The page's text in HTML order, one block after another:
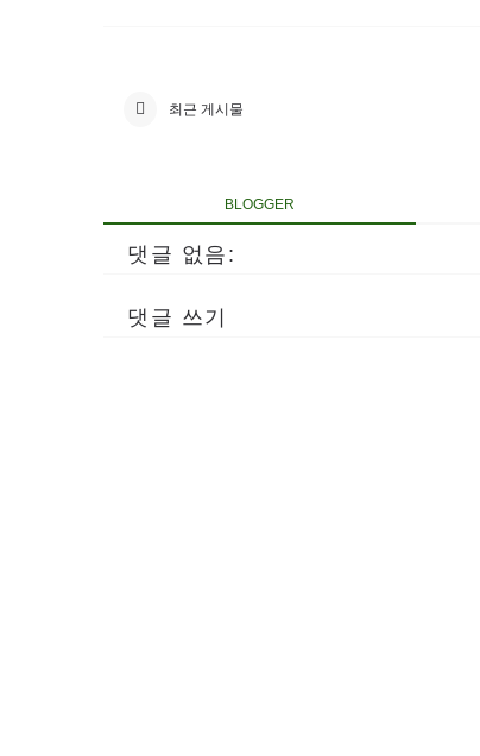
최근 게시물
BLOGGER
댓글 없음:
댓글 쓰기